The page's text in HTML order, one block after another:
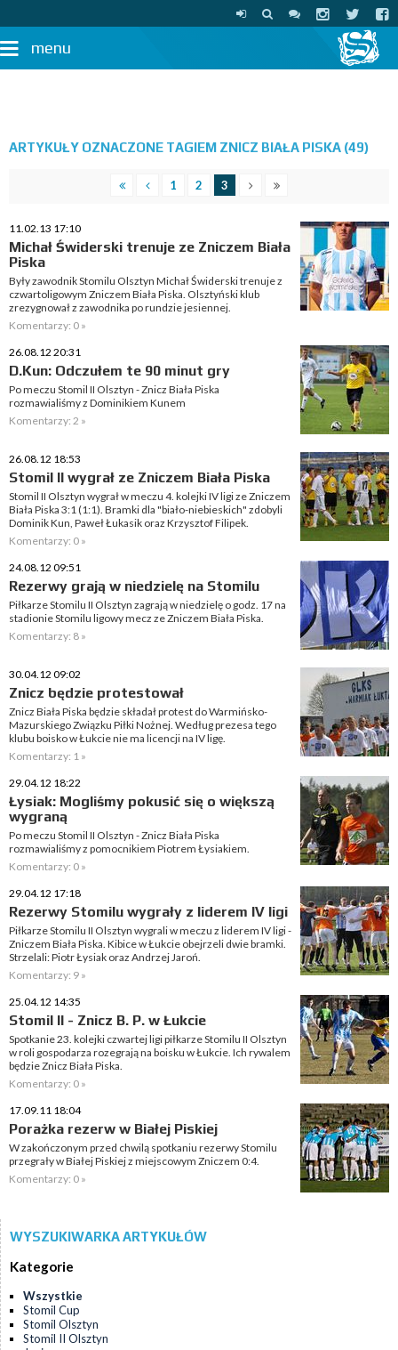
menu
ARTYKUŁY OZNACZONE TAGIEM ZNICZ BIAŁA PISKA (49)
1 2 3
11.02.13 17:10
Michał Świderski trenuje ze Zniczem Biała
Piska
Były zawodnik Stomilu Olsztyn Michał Świderski trenuje z
czwartoligowym Zniczem Biała Piska. Olsztyński klub
zrezygnował z zawodnika po rundzie jesiennej.
Komentarzy: 0 »
26.08.12 20:31
D.Kun: Odczułem te 90 minut gry
Po meczu Stomil II Olsztyn - Znicz Biała Piska
rozmawialiśmy z Dominikiem Kunem
Komentarzy: 2 »
26.08.12 18:53
Stomil II wygrał ze Zniczem Biała Piska
Stomil II Olsztyn wygrał w meczu 4. kolejki IV ligi ze Zniczem
Biała Piska 3:1 (1:1). Bramki dla "biało-niebieskich" zdobyli
Dominik Kun, Paweł Łukasik oraz Krzysztof Filipek.
Komentarzy: 0 »
24.08.12 09:51
Rezerwy grają w niedzielę na Stomilu
Piłkarze Stomilu II Olsztyn zagrają w niedzielę o godz. 17 na
stadionie Stomilu ligowy mecz ze Zniczem Biała Piska.
Komentarzy: 8 »
30.04.12 09:02
Znicz będzie protestował
Znicz Biała Piska będzie składał protest do Warmińsko-
Mazurskiego Związku Piłki Nożnej. Według prezesa tego
klubu boisko w Łukcie nie ma licencji na IV ligę.
Komentarzy: 1 »
29.04.12 18:22
Łysiak: Mogliśmy pokusić się o większą
wygraną
Po meczu Stomil II Olsztyn - Znicz Biała Piska
rozmawialiśmy z pomocnikiem Piotrem Łysiakiem.
Komentarzy: 0 »
29.04.12 17:18
Rezerwy Stomilu wygrały z liderem IV ligi
Piłkarze Stomilu II Olsztyn wygrali w meczu z liderem IV ligi -
Zniczem Biała Piska. Kibice w Łukcie obejrzeli dwie bramki.
Strzelali: Piotr Łysiak oraz Andrzej Jaroń.
Komentarzy: 9 »
25.04.12 14:35
Stomil II - Znicz B. P. w Łukcie
Spotkanie 23. kolejki czwartej ligi piłkarze Stomilu II Olsztyn
w roli gospodarza rozegrają na boisku w Łukcie. Ich rywalem
będzie Znicz Biała Piska.
Komentarzy: 0 »
17.09.11 18:04
Porażka rezerw w Białej Piskiej
W zakończonym przed chwilą spotkaniu rezerwy Stomilu
przegrały w Białej Piskiej z miejscowym Zniczem 0:4.
Komentarzy: 0 »
WYSZUKIWARKA ARTYKUŁÓW
Kategorie
Wszystkie
Stomil Cup
Stomil Olsztyn
Stomil II Olsztyn